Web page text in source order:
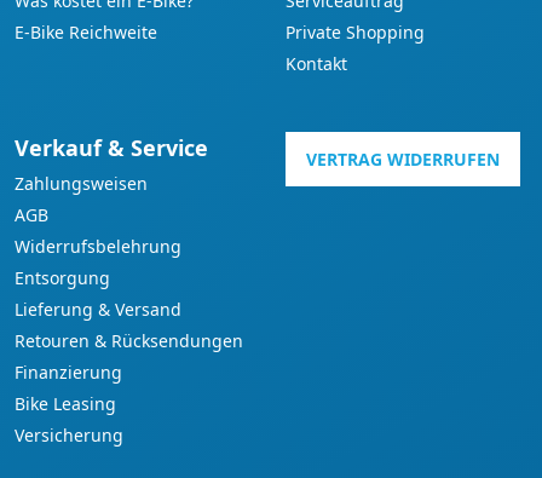
E-Bike Reichweite
Private Shopping
Kontakt
Verkauf & Service
Zahlungsweisen
AGB
Widerrufsbelehrung
Entsorgung
Lieferung & Versand
Retouren & Rücksendungen
Finanzierung
Bike Leasing
Versicherung
VERTRAG WIDERRUFEN